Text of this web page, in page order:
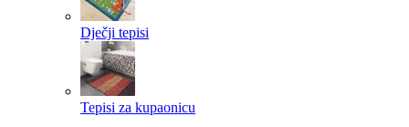
Dječji tepisi
Tepisi za kupaonicu